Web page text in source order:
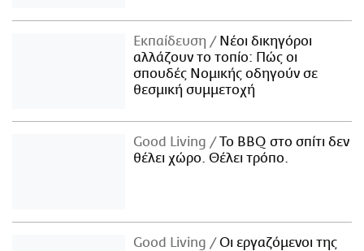
Εκπαίδευση
Νέοι δικηγόροι
αλλάζουν το τοπίο: Πώς οι
σπουδές Νομικής οδηγούν σε
θεσμική συμμετοχή
Good Living
Το BBQ στο σπίτι δεν
θέλει χώρο. Θέλει τρόπο.
Good Living
Οι εργαζόμενοι της